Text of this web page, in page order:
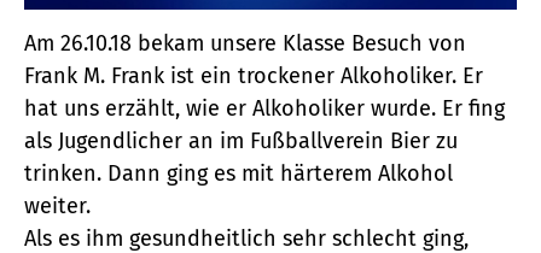
Am 26.10.18 bekam unsere Klasse Besuch von
Frank M. Frank ist ein trockener Alkoholiker. Er
hat uns erzählt, wie er Alkoholiker wurde. Er fing
als Jugendlicher an im Fußballverein Bier zu
trinken. Dann ging es mit härterem Alkohol
weiter.
Als es ihm gesundheitlich sehr schlecht ging,